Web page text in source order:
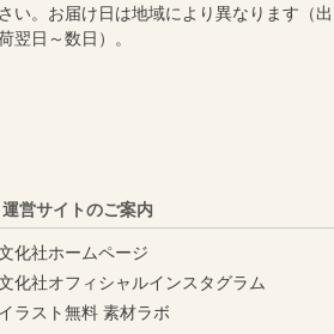
さい。お届け日は地域により異なります（出
翌日～数日）。
運営サイトのご案内
化社ホームページ
化社オフィシャルインスタグラム
イラスト無料 素材ラボ